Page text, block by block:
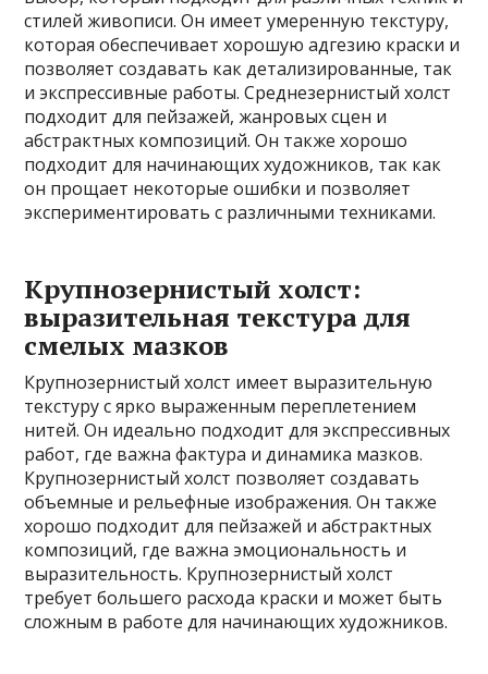
стилей живописи. Он имеет умеренную текстуру,
которая обеспечивает хорошую адгезию краски и
позволяет создавать как детализированные, так
и экспрессивные работы. Среднезернистый холст
подходит для пейзажей, жанровых сцен и
абстрактных композиций. Он также хорошо
подходит для начинающих художников, так как
он прощает некоторые ошибки и позволяет
экспериментировать с различными техниками.
Крупнозернистый холст:
выразительная текстура для
смелых мазков
Крупнозернистый холст имеет выразительную
текстуру с ярко выраженным переплетением
нитей. Он идеально подходит для экспрессивных
работ, где важна фактура и динамика мазков.
Крупнозернистый холст позволяет создавать
объемные и рельефные изображения. Он также
хорошо подходит для пейзажей и абстрактных
композиций, где важна эмоциональность и
выразительность. Крупнозернистый холст
требует большего расхода краски и может быть
сложным в работе для начинающих художников.